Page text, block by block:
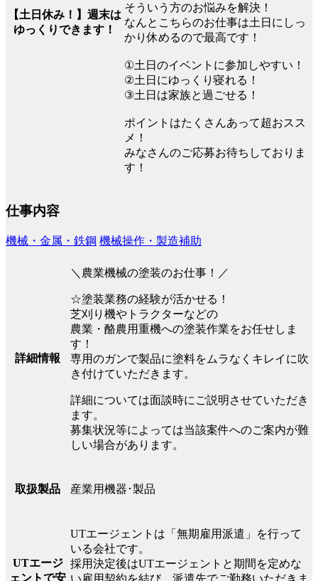
【土日休み！】週末は
ゆっくりできます！
そういう方のお悩みを解決！
なんとこちらのお仕事は土日にしっ
かり休めるので最高です！
①土日のイベントに参加しやすい！
②土日にゆっくり寝れる！
③土日は家族と過ごせる！
ポイントはたくさんあって超おスス
メ！
みなさんのご応募お待ちしておりま
す！
仕事内容
機械・金属・鉄鋼 機械操作・製造補助
詳細情報
＼農業機械の塗装のお仕事！／
☆塗装業務の経験が活かせる！
芝刈り機やトラクターなどの
農業・酪農用重機への塗装作業をお任せしま
す！
専用のガンで製品に塗料をムラなくキレイに吹
き付けていただきます。
詳細については面談時にご説明させていただき
ます。
募集状況等によっては当該案件へのご案内が難
しい場合があります。
取扱製品 産業用機器･製品
UTエージ
ェントで安
UTエージェントは「無期雇用派遣」を行って
いる会社です。
採用決定後はUTエージェントと期間を定めな
い雇用契約を結び、派遣先でご勤務いただきま